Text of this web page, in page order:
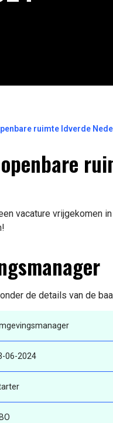
ruimte Idverde
vacature vrijgekomen
de details van de
06-2024